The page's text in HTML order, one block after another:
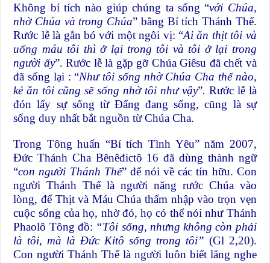
Không bí tích nào giúp chúng ta sống “với Chúa,
nhờ Chúa và trong Chúa” bằng Bí tích Thánh Thể.
Rước lễ là gắn bó với một ngôi vị: “Ai ăn thịt tôi và
uống máu tôi thì ở lại trong tôi và tôi ở lại trong
người ấy”. Rước lễ là gặp gỡ Chúa Giêsu đã chết và
đã sống lại : “Như tôi sống nhờ Chúa Cha thế nào,
kẻ ăn tôi cũng sẽ sống nhờ tôi như vậy”. Rước lễ là
đón lấy sự sống từ Đấng đang sống, cũng là sự
sống duy nhất bắt nguồn từ Chúa Cha.
Trong Tông huấn “Bí tích Tình Yêu” năm 2007,
Đức Thánh Cha Bênêđictô 16 đã dùng thành ngữ
“con người Thánh Thể” để nói về các tín hữu. Con
người Thánh Thể là người năng rước Chúa vào
lòng, để Thịt và Máu Chúa thấm nhập vào trọn vẹn
cuộc sống của họ, nhờ đó, họ có thể nói như Thánh
Phaolô Tông đồ: “Tôi sống, nhưng không còn phải
là tôi, mà là Đức Kitô sống trong tôi” (Gl 2,20).
Con người Thánh Thể là người luôn biết lắng nghe